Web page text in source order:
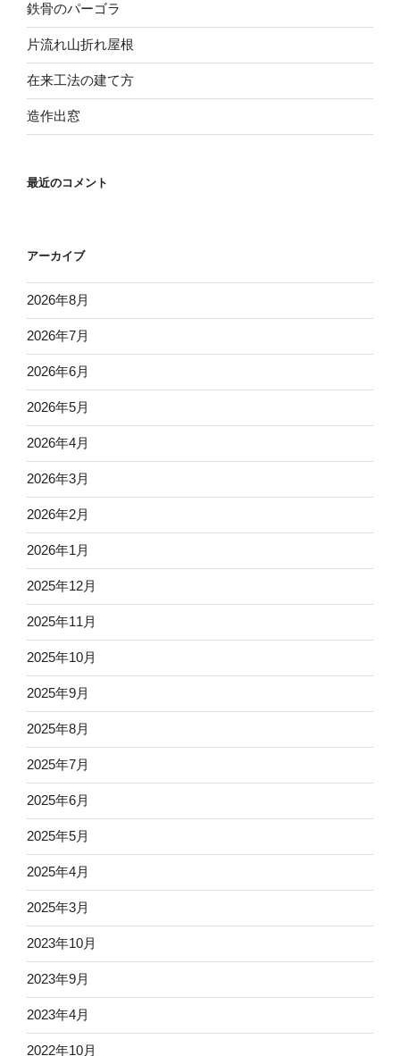
鉄骨のパーゴラ
片流れ山折れ屋根
在来工法の建て方
造作出窓
最近のコメント
アーカイブ
2026年8月
2026年7月
2026年6月
2026年5月
2026年4月
2026年3月
2026年2月
2026年1月
2025年12月
2025年11月
2025年10月
2025年9月
2025年8月
2025年7月
2025年6月
2025年5月
2025年4月
2025年3月
2023年10月
2023年9月
2023年4月
2022年10月